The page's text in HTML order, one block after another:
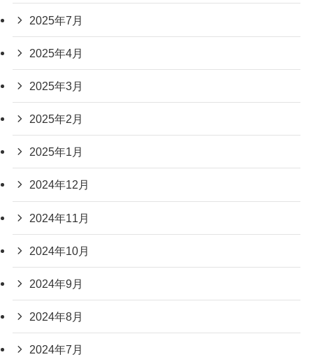
2025年7月
2025年4月
2025年3月
2025年2月
2025年1月
2024年12月
2024年11月
2024年10月
2024年9月
2024年8月
2024年7月